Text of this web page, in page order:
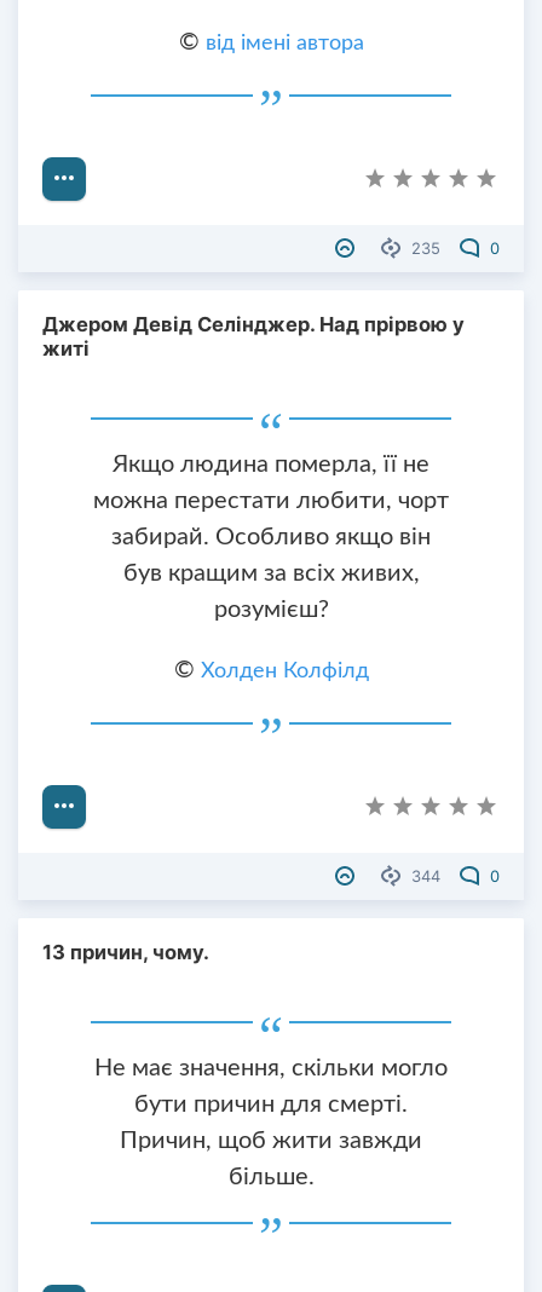
© від імені автора
235 0
Джером Девід Селінджер. Над прірвою у
житі
Якщо людина померла, її не
можна перестати любити, чорт
забирай. Особливо якщо він
був кращим за всіх живих,
розумієш?
© Холден Колфілд
344 0
13 причин, чому.
Не має значення, скільки могло
бути причин для смерті.
Причин, щоб жити завжди
більше.